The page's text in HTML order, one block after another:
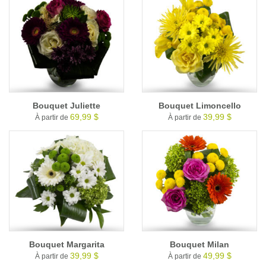
Bouquet Juliette
À partir de 69,99 $
Bouquet Limoncello
À partir de 39,99 $
Bouquet Margarita
À partir de 39,99 $
Bouquet Milan
À partir de 49,99 $